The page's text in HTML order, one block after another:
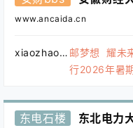
www.ancaida.cn
xiaozhao123 邮梦想 耀未
行2026年暑
东电石楼 东北电力